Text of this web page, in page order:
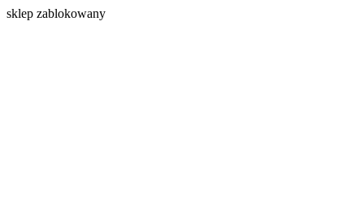
sklep zablokowany